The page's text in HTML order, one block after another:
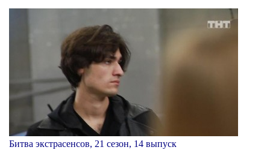
Битва экстрасенсов, 21 сезон, 14 выпуск